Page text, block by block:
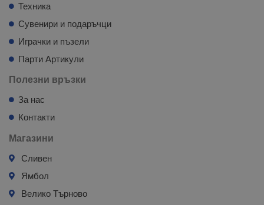
Техника
Сувенири и подаръчци
Играчки и пъзели
Парти Артикули
Полезни връзки
За нас
Контакти
Магазини
Сливен
Ямбол
Велико Търново